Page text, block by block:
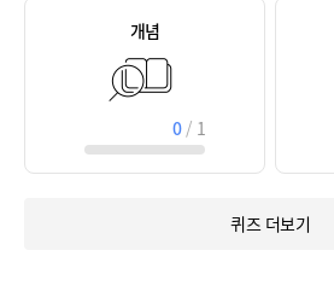
개념
0 / 1
퀴즈 더보기